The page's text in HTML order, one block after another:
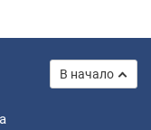
В начало